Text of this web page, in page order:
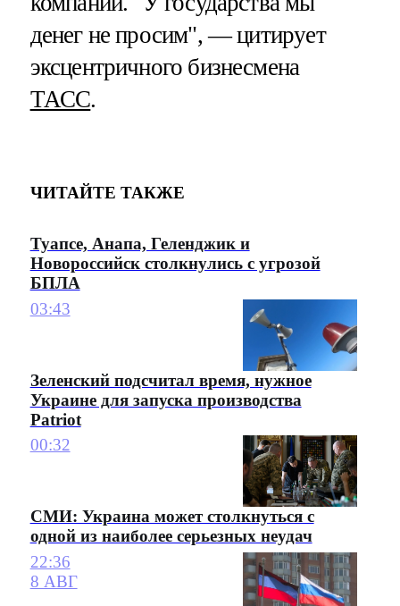
денег не просим", — цитирует
эксцентричного бизнесмена
ТАСС.
ЧИТАЙТЕ ТАКЖЕ
Туапсе, Анапа, Геленджик и
Новороссийск столкнулись с угрозой
БПЛА
03:43
Зеленский подсчитал время, нужное
Украине для запуска производства
Patriot
00:32
СМИ: Украина может столкнуться с
одной из наиболее серьезных неудач
22:36
8 АВГ